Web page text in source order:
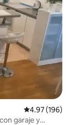
Calificación
4.97 (196)
garaje y